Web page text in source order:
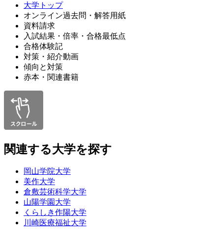
大学トップ
オンライン過去問・解答用紙
資料請求
入試結果・倍率・合格最低点
合格体験記
対策・紹介動画
傾向と対策
赤本・関連書籍
関連する大学を探す
岡山学院大学
美作大学
倉敷芸術科学大学
山陽学園大学
くらしき作陽大学
川崎医療福祉大学